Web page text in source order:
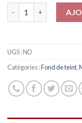
UGS :ND
Catégories :Fond de teint,